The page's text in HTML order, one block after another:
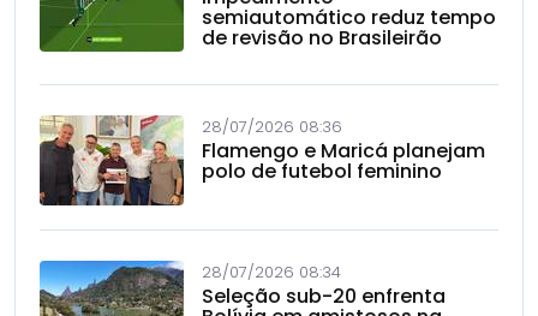
semiautomático reduz tempo
de revisão no Brasileirão
28/07/2026 08:36
Flamengo e Maricá planejam
polo de futebol feminino
28/07/2026 08:34
Seleção sub-20 enfrenta